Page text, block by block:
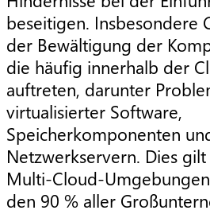
beseitigen. Insbesondere
der Bewältigung der
die häufig innerhalb der
auftreten, darunter
virtualisierter Software,
Speicherkomponenten
Netzwerkservern. Dies
Multi-Cloud-
den 90 % aller